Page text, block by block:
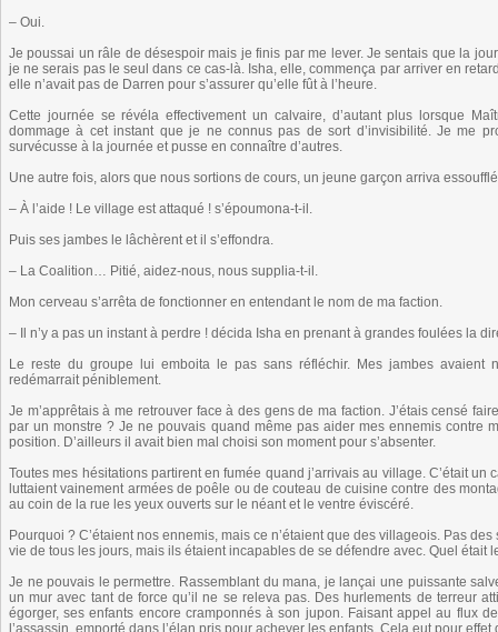
– Oui.
Je poussai un râle de désespoir mais je finis par me lever. Je sentais que la
je ne serais pas le seul dans ce cas-là. Isha, elle, commença par arriver en
elle n’avait pas de Darren pour s’assurer qu’elle fût à l’heure.
Cette journée se révéla effectivement un calvaire, d’autant plus lorsque
dommage à cet instant que je ne connus pas de sort d’invisibilité. Je me
survécusse à la journée et pusse en connaître d’autres.
Une autre fois, alors que nous sortions de cours, un jeune garçon arriva
– À l’aide ! Le village est attaqué ! s’époumona-t-il.
Puis ses jambes le lâchèrent et il s’effondra.
– La Coalition… Pitié, aidez-nous, nous supplia-t-il.
Mon cerveau s’arrêta de fonctionner en entendant le nom de ma faction.
– Il n’y a pas un instant à perdre ! décida Isha en prenant à grandes foulées la
Le reste du groupe lui emboita le pas sans réfléchir. Mes jambes avaient
redémarrait péniblement.
Je m’apprêtais à me retrouver face à des gens de ma faction. J’étais censé
par un monstre ? Je ne pouvais quand même pas aider mes ennemis contre
position. D’ailleurs il avait bien mal choisi son moment pour s’absenter.
Toutes mes hésitations partirent en fumée quand j’arrivais au village. C’était
luttaient vainement armées de poêle ou de couteau de cuisine contre des
au coin de la rue les yeux ouverts sur le néant et le ventre éviscéré.
Pourquoi ? C’étaient nos ennemis, mais ce n’étaient que des villageois. Pas
vie de tous les jours, mais ils étaient incapables de se défendre avec. Quel était
Je ne pouvais le permettre. Rassemblant du mana, je lançai une puissante
un mur avec tant de force qu’il ne se releva pas. Des hurlements de terreur
égorger, ses enfants encore cramponnés à son jupon. Faisant appel au flux
l’assassin, emporté dans l’élan pris pour achever les enfants. Cela eut pour effet